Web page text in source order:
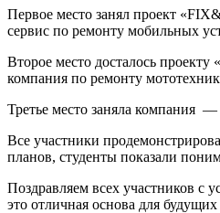
Первое место занял проект
сервис по ремонту мобильных
Второе место досталось
компания по ремонту
Третье место заняла компания —
Все участники
планов, студенты показали
Поздравляем всех участников
это отличная основа для